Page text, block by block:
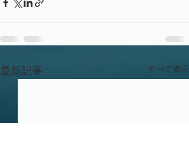
最新記事 すべて表示